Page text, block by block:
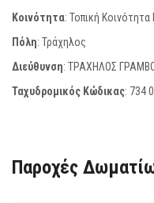
Κοινότητα: Τοπική
Πόλη: Τράχηλος
Διεύθυνση: ΤΡΑΧΗΛΟΣ
Ταχυδρομικός Κώδικας: 734
Παροχές